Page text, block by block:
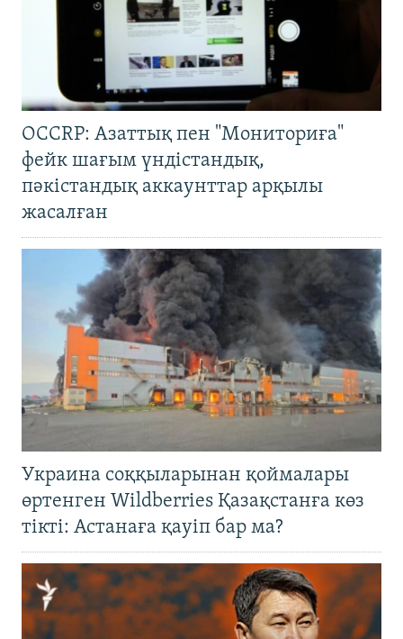
OCCRP: Азаттық пен "Мониториға"
фейк шағым үндістандық,
пәкістандық аккаунттар арқылы
жасалған
Украина соққыларынан қоймалары
өртенген Wildberries Қазақстанға көз
тікті: Астанаға қауіп бар ма?